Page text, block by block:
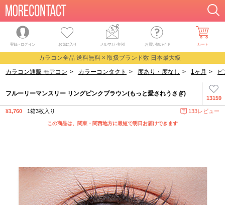
登録・ログイン お気に入り メルマガ・割引 お買い物ガイド カート
カラコン全品 送料無料 × 取扱ブランド数 日本最大級
カラコン通販 モアコン > カラーコンタクト > 度あり・度なし > 1ヶ月 >
13159
フルーリーマンスリー リングピンクブラウン(もっと愛されうさぎ)
¥1,760 1箱3枚入り 133レビュー
この商品は、関東・関西地方に最短で明日お届けできます